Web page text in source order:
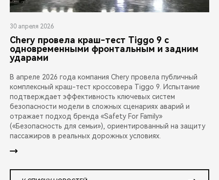
30 апреля 2026
Chery провела краш-тест Tiggo 9 с
одновременными фронтальным и задним
ударами
В апреле 2026 года компания Chery провела публичный
комплексный краш-тест кроссовера Tiggo 9. Испытание
подтверждает эффективность ключевых систем
безопасности модели в сложных сценариях аварий и
отражает подход бренда «Safety For Family»
(«Безопасность для семьи»), ориентированный на защиту
пассажиров в реальных дорожных условиях.